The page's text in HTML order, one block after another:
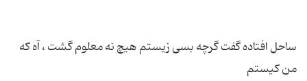
ساحل افتاده گفت گرچه بسی زیستم هیچ نه معلوم گشت ، آه که